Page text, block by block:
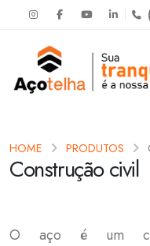
Construção civil
HOME PRODUTOS
O aço é um